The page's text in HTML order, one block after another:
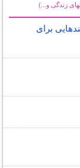
زندگی و...)
برای